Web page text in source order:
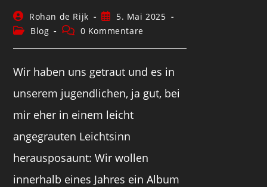
Rohan de Rijk
5. Mai 2025
Blog
0 Kommentare
Wir haben uns getraut und es in
unserem jugendlichen, ja gut, bei
mir eher in einem leicht
angegrauten Leichtsinn
herausposaunt: Wir wollen
innerhalb eines Jahres ein Album